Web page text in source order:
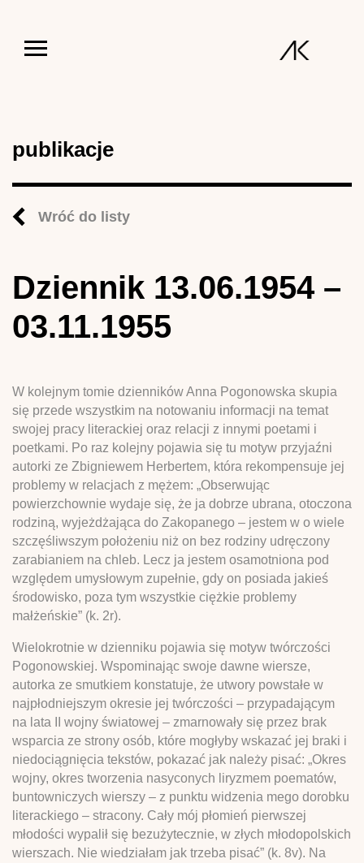
publikacje
Wróć do listy
Dziennik 13.06.1954 –
03.11.1955
W kolejnym tomie dzienników Anna Pogonowska skupia
się przede wszystkim na notowaniu informacji na temat
swojej pracy literackiej oraz relacji z innymi poetami i
poetkami. Po raz kolejny pojawia się tu motyw przyjaźni
autorki ze Zbigniewem Herbertem, która rekompensuje jej
problemy w relacjach z mężem: „Obserwując
powierzchownie wydaje się, że ja dobrze ubrana, otoczona
rodziną, wyjeżdżająca do Zakopanego – jestem w o wiele
szczęśliwszym położeniu niż on bez rodziny udręczony
zarabianiem na chleb. Lecz ja jestem osamotniona pod
względem umysłowym zupełnie, gdy on posiada jakieś
środowisko, poza tym wszystkie ciężkie problemy
małżeńskie” (k. 2r).
Wielokrotnie w dzienniku pojawia się motyw twórczości
Pogonowskiej. Wspominając swoje dawne wiersze,
autorka ze smutkiem konstatuje, że utwory powstałe w
najpłodniejszym okresie jej twórczości – przypadającym
na lata II wojny światowej – zmarnowały się przez brak
wsparcia ze strony osób, które mogłyby wskazać jej braki i
niedociągnięcia tekstów, pokazać jak należy pisać: „Okres
wojny, okres tworzenia nasyconych liryzmem poematów,
buntowniczych wierszy – z punktu widzenia mego dorobku
literackiego – stracony. Cały mój płomień pierwszej
młodości wypalił się bezużytecznie, w złych młodopolskich
wierszach. Nie wiedziałam jak trzeba pisać” (k. 8v). Na